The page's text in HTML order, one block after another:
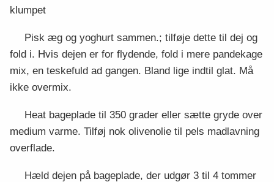
klumpet
Pisk æg og yoghurt sammen.; tilføje dette til dej og
fold i. Hvis dejen er for flydende, fold i mere pandekage
mix, en teskefuld ad gangen. Bland lige indtil glat. Må
ikke overmix.
Heat bageplade til 350 grader eller sætte gryde over
medium varme. Tilføj nok olivenolie til pels madlavning
overflade.
Hæld dejen på bageplade, der udgør 3 til 4 tommer